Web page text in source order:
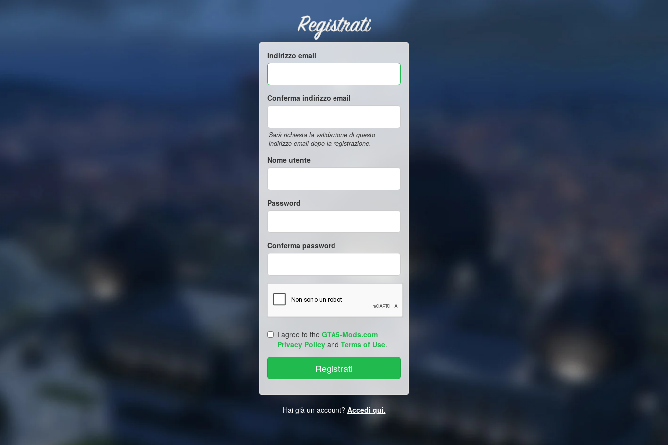
Registrati
Indirizzo email
Conferma indirizzo email
Sarà richiesta la validazione di questo
indirizzo email dopo la registrazione.
Nome utente
Password
Conferma password
I agree to the GTA5-Mods.com
Privacy Policy and Terms of Use.
Hai già un account? Accedi qui.